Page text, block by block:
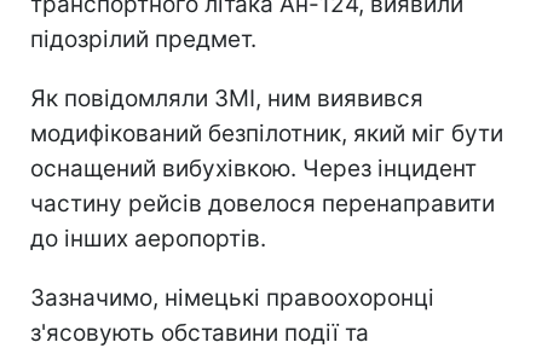
підозрілий предмет.
Як повідомляли ЗМІ, ним виявився
модифікований безпілотник, який міг бути
оснащений вибухівкою. Через інцидент
частину рейсів довелося перенаправити
до інших аеропортів.
Зазначимо, німецькі правоохоронці
з'ясовують обставини події та